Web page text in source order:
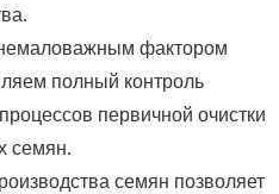
фактором
полный контроль
первичной очистки
семян.
семян позволяет